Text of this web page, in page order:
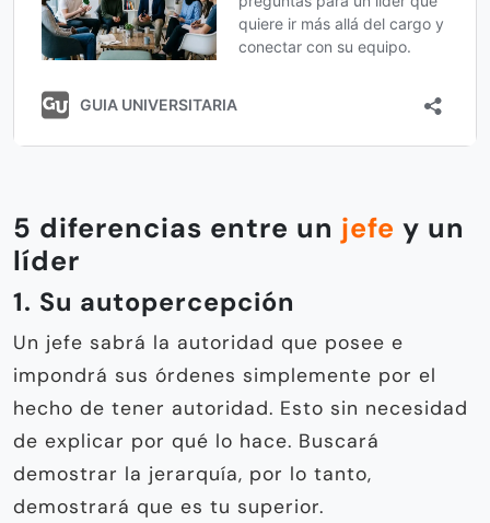
5 diferencias entre un jefe y un
líder
1. Su autopercepción
Un jefe sabrá la autoridad que posee e
impondrá sus órdenes simplemente por el
hecho de tener autoridad. Esto sin necesidad
de explicar por qué lo hace. Buscará
demostrar la jerarquía, por lo tanto,
demostrará que es tu superior.